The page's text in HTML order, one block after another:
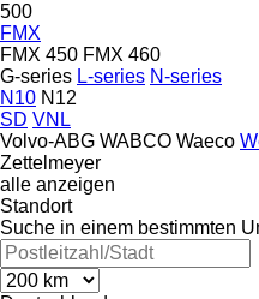
500
FMX
FMX 450 FMX 460
G-series L-series N-series
N10 N12
SD VNL
Volvo-ABG WABCO Waeco
Zettelmeyer
alle anzeigen
Standort
Suche in einem bestimmten